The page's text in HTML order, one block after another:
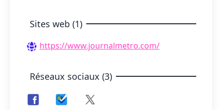
Sites web (1)
https://www.journalmetro.com/
Réseaux sociaux (3)